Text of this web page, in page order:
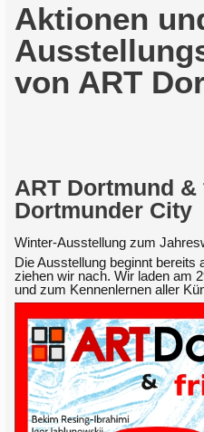
Aktionen
von ART
ART Dortmund
Dortmunder City
Winter-Ausstellung zum
Die Ausstellung beginnt bereits
ziehen wir nach. Wir laden am
und zum Kennenlernen aller